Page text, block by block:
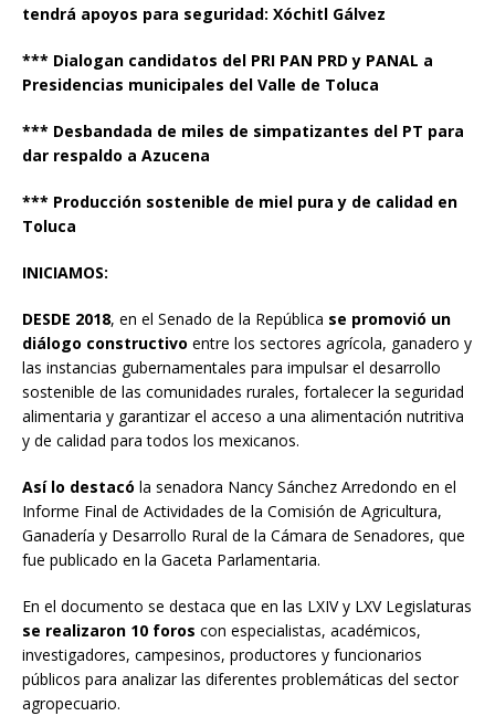
tendrá apoyos para seguridad: Xóchitl Gálvez
*** Dialogan candidatos del PRI PAN PRD y PANAL a
Presidencias municipales del Valle de Toluca
*** Desbandada de miles de simpatizantes del PT para
dar respaldo a Azucena
*** Producción sostenible de miel pura y de calidad en
Toluca
INICIAMOS:
DESDE 2018, en el Senado de la República se promovió un
diálogo constructivo entre los sectores agrícola, ganadero y
las instancias gubernamentales para impulsar el desarrollo
sostenible de las comunidades rurales, fortalecer la seguridad
alimentaria y garantizar el acceso a una alimentación nutritiva
y de calidad para todos los mexicanos.
Así lo destacó la senadora Nancy Sánchez Arredondo en el
Informe Final de Actividades de la Comisión de Agricultura,
Ganadería y Desarrollo Rural de la Cámara de Senadores, que
fue publicado en la Gaceta Parlamentaria.
En el documento se destaca que en las LXIV y LXV Legislaturas
se realizaron 10 foros con especialistas, académicos,
investigadores, campesinos, productores y funcionarios
públicos para analizar las diferentes problemáticas del sector
agropecuario.